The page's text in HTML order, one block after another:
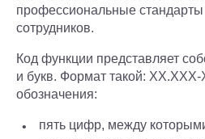
профессиональные
сотрудников.
Код функции представляет
и букв. Формат такой:
обозначения:
пять цифр, между